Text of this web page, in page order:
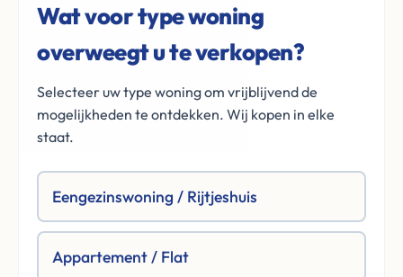
Wat voor type woning
overweegt u te verkopen?
Selecteer uw type woning om vrijblijvend de
mogelijkheden te ontdekken. Wij kopen in elke
staat.
Eengezinswoning / Rijtjeshuis
Appartement / Flat